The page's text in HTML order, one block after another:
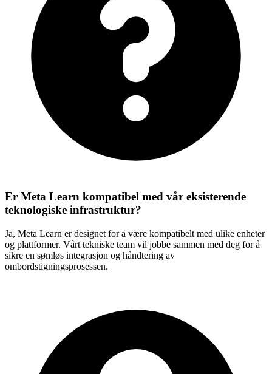
Er Meta Learn kompatibel med vår eksisterende
teknologiske infrastruktur?
Ja, Meta Learn er designet for å være kompatibelt med ulike enheter
og plattformer. Vårt tekniske team vil jobbe sammen med deg for å
sikre en sømløs integrasjon og håndtering av
ombordstigningsprosessen.